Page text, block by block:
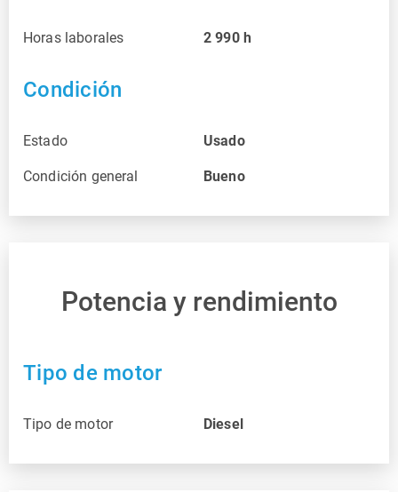
Horas laborales 2 990 h
Condición
Estado Usado
Condición general Bueno
Potencia y rendimiento
Tipo de motor
Tipo de motor Diesel